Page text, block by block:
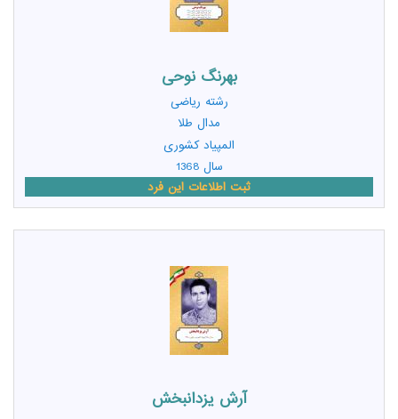
بهرنگ نوحی
رشته ریاضی
مدال طلا
المپیاد کشوری
سال 1368
ثبت اطلاعات این فرد
آرش یزدانبخش